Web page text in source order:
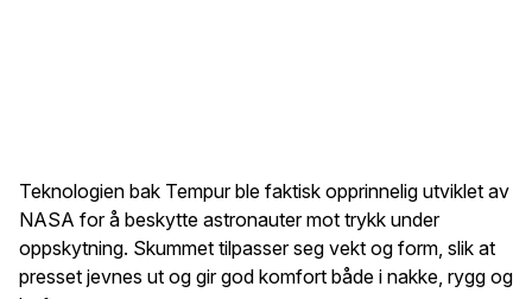
Teknologien bak Tempur ble faktisk opprinnelig utviklet av
NASA for å beskytte astronauter mot trykk under
oppskytning. Skummet tilpasser seg vekt og form, slik at
presset jevnes ut og gir god komfort både i nakke, rygg og